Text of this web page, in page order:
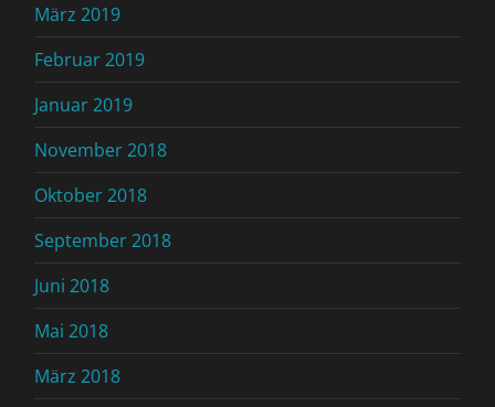
März 2019
Februar 2019
Januar 2019
November 2018
Oktober 2018
September 2018
Juni 2018
Mai 2018
März 2018